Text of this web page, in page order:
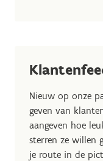
Nieuw op onze
geven van
aangeven hoe
sterren ze willen
je route in de